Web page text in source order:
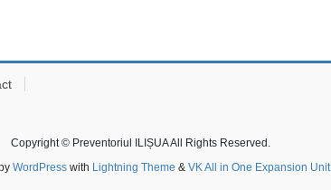
Copyright © Preventoriul ILIȘUA All Rights Reserved.
WordPresswith Lightning Theme & VK All in One Expansion Unit